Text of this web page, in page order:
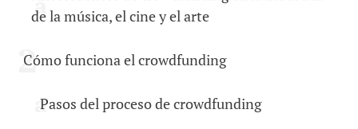
de la música, el cine y el arte
Cómo funciona el crowdfunding
Pasos del proceso de crowdfunding